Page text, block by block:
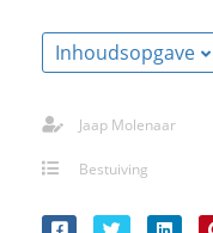
Inhoudsopgave
Jaap Molenaar
Bestuiving